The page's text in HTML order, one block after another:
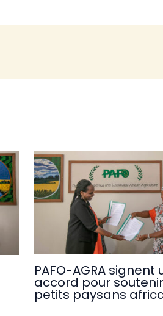
PAFO-AGRA signent
accord pour
petits paysans